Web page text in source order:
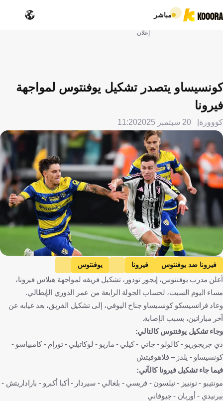
مباشر
إعلان
كونسيساو يتصدر تشكيل يوفنتوس لمواجهة
فيرونا
كووورة 20 سبتمبر 2025 11:20
Getty Images
فيرونا ضد يوفنتوس فيرونا
يوفنتوس
الدوري الإيطالي
فرانشيسكو كونسيساو إيطاليا
البرتغال
كرة قدم
أعلن مدرب يوفنتوس، إيجور تودور، تشكيل فريقه لمواجهة هيلاس فيرونا،
مساء اليوم السبت، لحساب الجولة الرابعة من عمر الدوري الإيطالي.
وعاد فرانسيسكو كونسيساو جناح اليوفي، إلى تشكيل الفريق، بعد غيابه عن
آخر مباراتين، بسبب الإصابة.
وجاء تشكيل يوفنتوس كالتالي:
دي جريجوريو - كالولو - جاتي - كيلي - ماريو - لوكاتيلي - تورام - كامبياسو -
كونسيساو - يلدز – فلاهوفيتش
فيما جاء تشكيل فيرونا كالآتي:
مونتيبو - نونييز - نيلسون - فريسي - بلغالي - سيردار - أكبا أكبرو - باراداريتش -
بيرنيدي - أوربان - جيوفاني